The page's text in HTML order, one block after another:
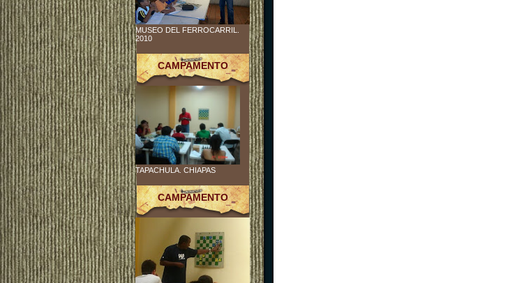
MUSEO DEL FERROCARRIL.
2010
CAMPAMENTO
TAPACHULA. CHIAPAS
CAMPAMENTO